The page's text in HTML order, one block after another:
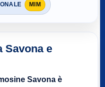
MIM
Savona e
Savona è